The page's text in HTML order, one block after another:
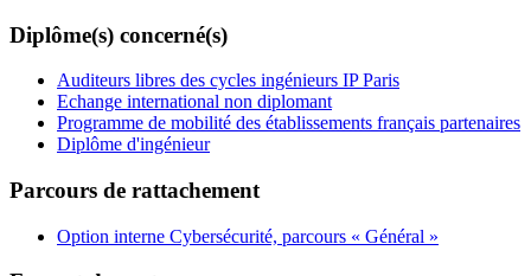
Diplôme(s) concerné(s)
Auditeurs libres des cycles ingénieurs IP Paris
Echange international non diplomant
Programme de mobilité des établissements français partenaires
Diplôme d'ingénieur
Parcours de rattachement
Option interne Cybersécurité, parcours « Général »